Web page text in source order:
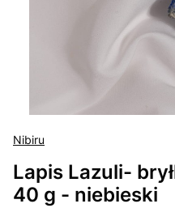
Nibiru
Lapis Lazuli-
40 g - niebieski